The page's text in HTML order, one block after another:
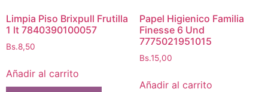
Limpia Piso Brixpull Frutilla
1 lt 7840390100057
Bs.8,50
Añadir al carrito
Papel Higienico Familia
Finesse 6 Und
7775021951015
Bs.15,00
Añadir al carrito